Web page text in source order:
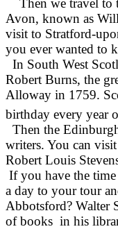
Then we travel to
Avon, known as
visit to Stratford-
you ever wanted to
In South West
Robert Burns, the
Alloway in 1759.
birthday every year
Then the
writers. You can
Robert Louis
If you have the
a day to your tour
Abbotsford? Walter
of books in his